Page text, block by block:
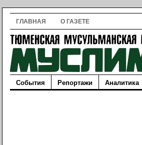
ГЛАВНАЯ О ГАЗЕТЕ
События Репортажи Аналитика